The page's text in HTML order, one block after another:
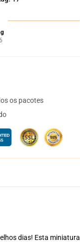
os pacotes
dias! Esta miniatura